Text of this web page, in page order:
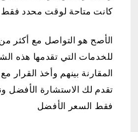
كانت متاحة لوقت محدد فقط
الأصح هو التواصل مع أكثر من
للخدمات التي تقدمها هذه
المقارنة بينهم وأخذ القرار
تقدم لك الاستشارة الأفضل
فقط السعر الأفضل